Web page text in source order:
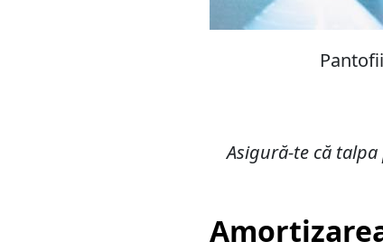
Asigură-te că